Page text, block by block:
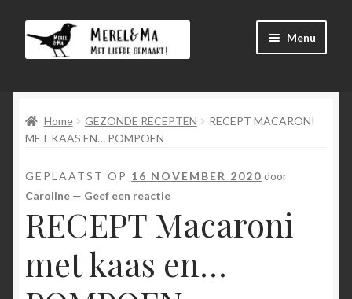
door
navigatie
direct
de
Menu
Afrekenen
Winkelmand
Home GEZONDE RECEPTEN
RECEPT MACARONI
MET KAAS EN… POMPOEN
GEPLAATST OP 16 NOVEMBER 2020 door
Caroline — Geef een reactie
RECEPT Macaroni
met kaas en…